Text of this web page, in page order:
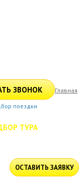
ЗВОНОК
ТУРА
ОСТАВИТЬ ЗАЯВКУ
Главная
поездки